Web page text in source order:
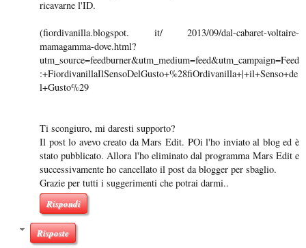
ricavarne l'ID.
(fiordivanilla.blogspot. it/ 2013/09/dal-cabaret-voltaire-
mamagamma-dove.html?
utm_source=feedburner&utm_medium=feed&utm_campaign=Feed
:+FiordivanillaIlSensoDelGusto+%28fiOrdivanilla+|+il+Senso+de
l+Gusto%29
Ti scongiuro, mi daresti supporto?
Il post lo avevo creato da Mars Edit. POi l'ho inviato al blog ed è
stato pubblicato. Allora l'ho eliminato dal programma Mars Edit e
successivamente ho cancellato il post da blogger per sbaglio.
Grazie per tutti i suggerimenti che potrai darmi..
Rispondi
Risposte